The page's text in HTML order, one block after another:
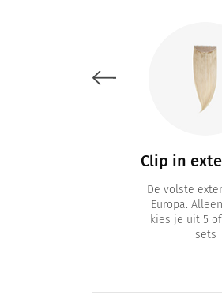
Clip in
De volste
Europa.
kies je uit 5
sets